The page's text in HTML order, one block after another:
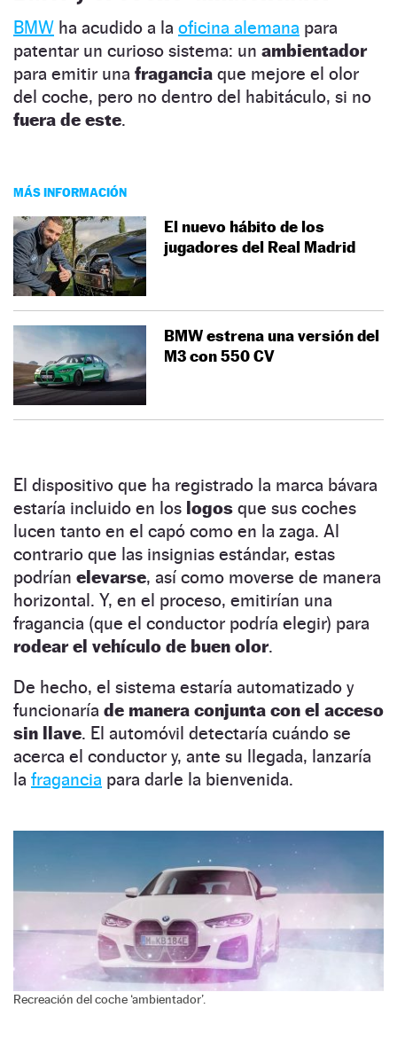
BMW ha acudido a la oficina alemana para
patentar un curioso sistema: un ambientador
para emitir una fragancia que mejore el olor
del coche, pero no dentro del habitáculo, si no
fuera de este.
MÁS INFORMACIÓN
El nuevo hábito de los
jugadores del Real Madrid
BMW estrena una versión del
M3 con 550 CV
El dispositivo que ha registrado la marca bávara
estaría incluido en los logos que sus coches
lucen tanto en el capó como en la zaga. Al
contrario que las insignias estándar, estas
podrían elevarse, así como moverse de manera
horizontal. Y, en el proceso, emitirían una
fragancia (que el conductor podría elegir) para
rodear el vehículo de buen olor.
De hecho, el sistema estaría automatizado y
funcionaría de manera conjunta con el acceso
sin llave. El automóvil detectaría cuándo se
acerca el conductor y, ante su llegada, lanzaría
la fragancia para darle la bienvenida.
Recreación del coche ‘ambientador’.